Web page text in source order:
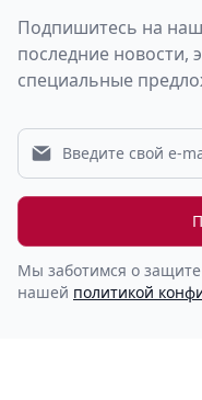
Подпишитесь на
последние новости,
специальные
Мы заботимся о
нашей политикой